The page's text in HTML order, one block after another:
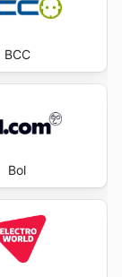
BCC
Bol